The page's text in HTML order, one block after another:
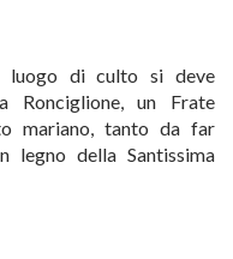
luogo di culto si deve
Ronciglione, un Frate
mariano, tanto da far
legno della Santissima